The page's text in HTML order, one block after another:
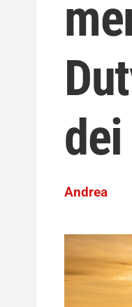
Andrea